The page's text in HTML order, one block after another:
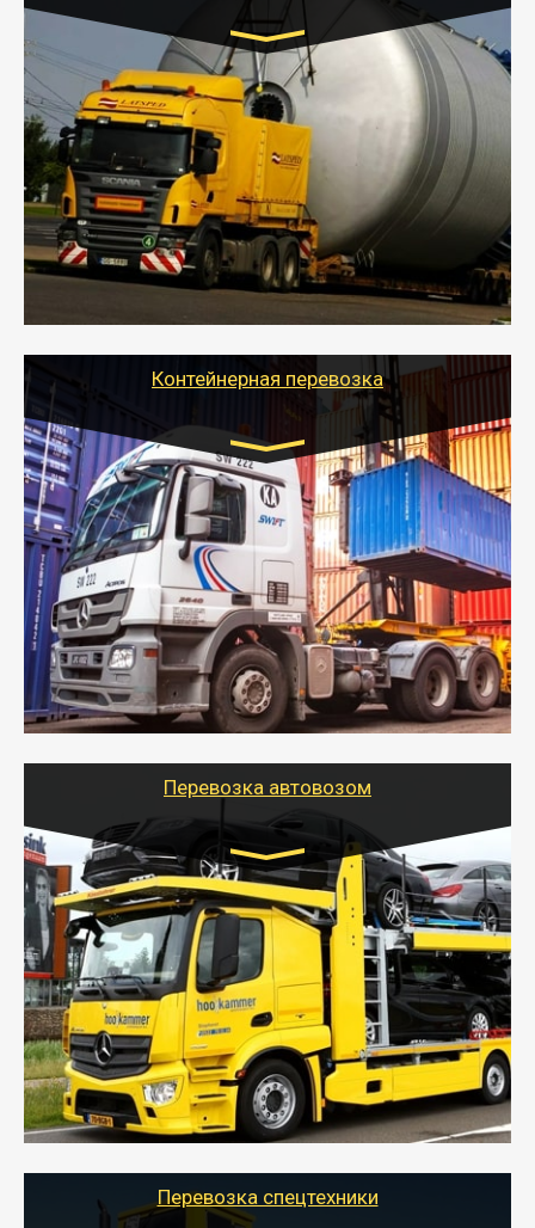
Цена за км. Рассчитывается
индивидуально
- Перевозка техники и негабаритных грузов
осуществляется после получения разрешения на
перевозку (обычно 7-14 дней).
- Тайгер Логистик в короткие сроки поможет вам
качественно и безопасно перевезти негабаритные
грузы по всей России тралом, манипулятором и
другим транспортом и подобрать оптимальный
Контейнерная перевозка
Цена за км. Рассчитывается
индивидуально
- Контейнерные грузоперевозки на специальном
оборудованном транспорте быстро, качественно и
безопасно.
- Наша транспортная компания поможет
организовать доставку в порт и из порта
стандартных контейнеров на контейнеровозе,
шаландах и площадках (открытых кузовах),
используя надежные крепления.
Перевозка автовозом
Цена за км. Рассчитывается
индивидуально
- Перевозка автовозом от Тайгер Логистик – это
быстрый и безопасный способ доставить несколько
легковых автомобилей за одну поездку в другой
город.
- Наша транспортная компания организует доставку
машин автовозом, подобрав оптимальный маршрут с
учетом всех особенности по пути следования.
Перевозка спецтехники